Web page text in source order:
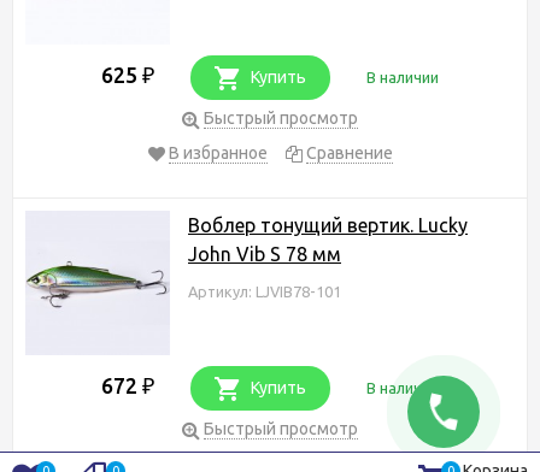
625 ₽ Купить В наличии
Быстрый просмотр
В избранное
Сравнение
Воблер тонущий вертик. Lucky
John Vib S 78 мм
Артикул: LJVIB78-101
672 ₽ Купить В наличии
Быстрый просмотр